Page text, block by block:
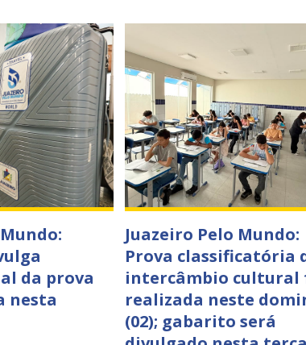
da prova
nesta
Juazeiro Pelo Mundo:
Prova classificatória
intercâmbio cultural
realizada neste
(02); gabarito será